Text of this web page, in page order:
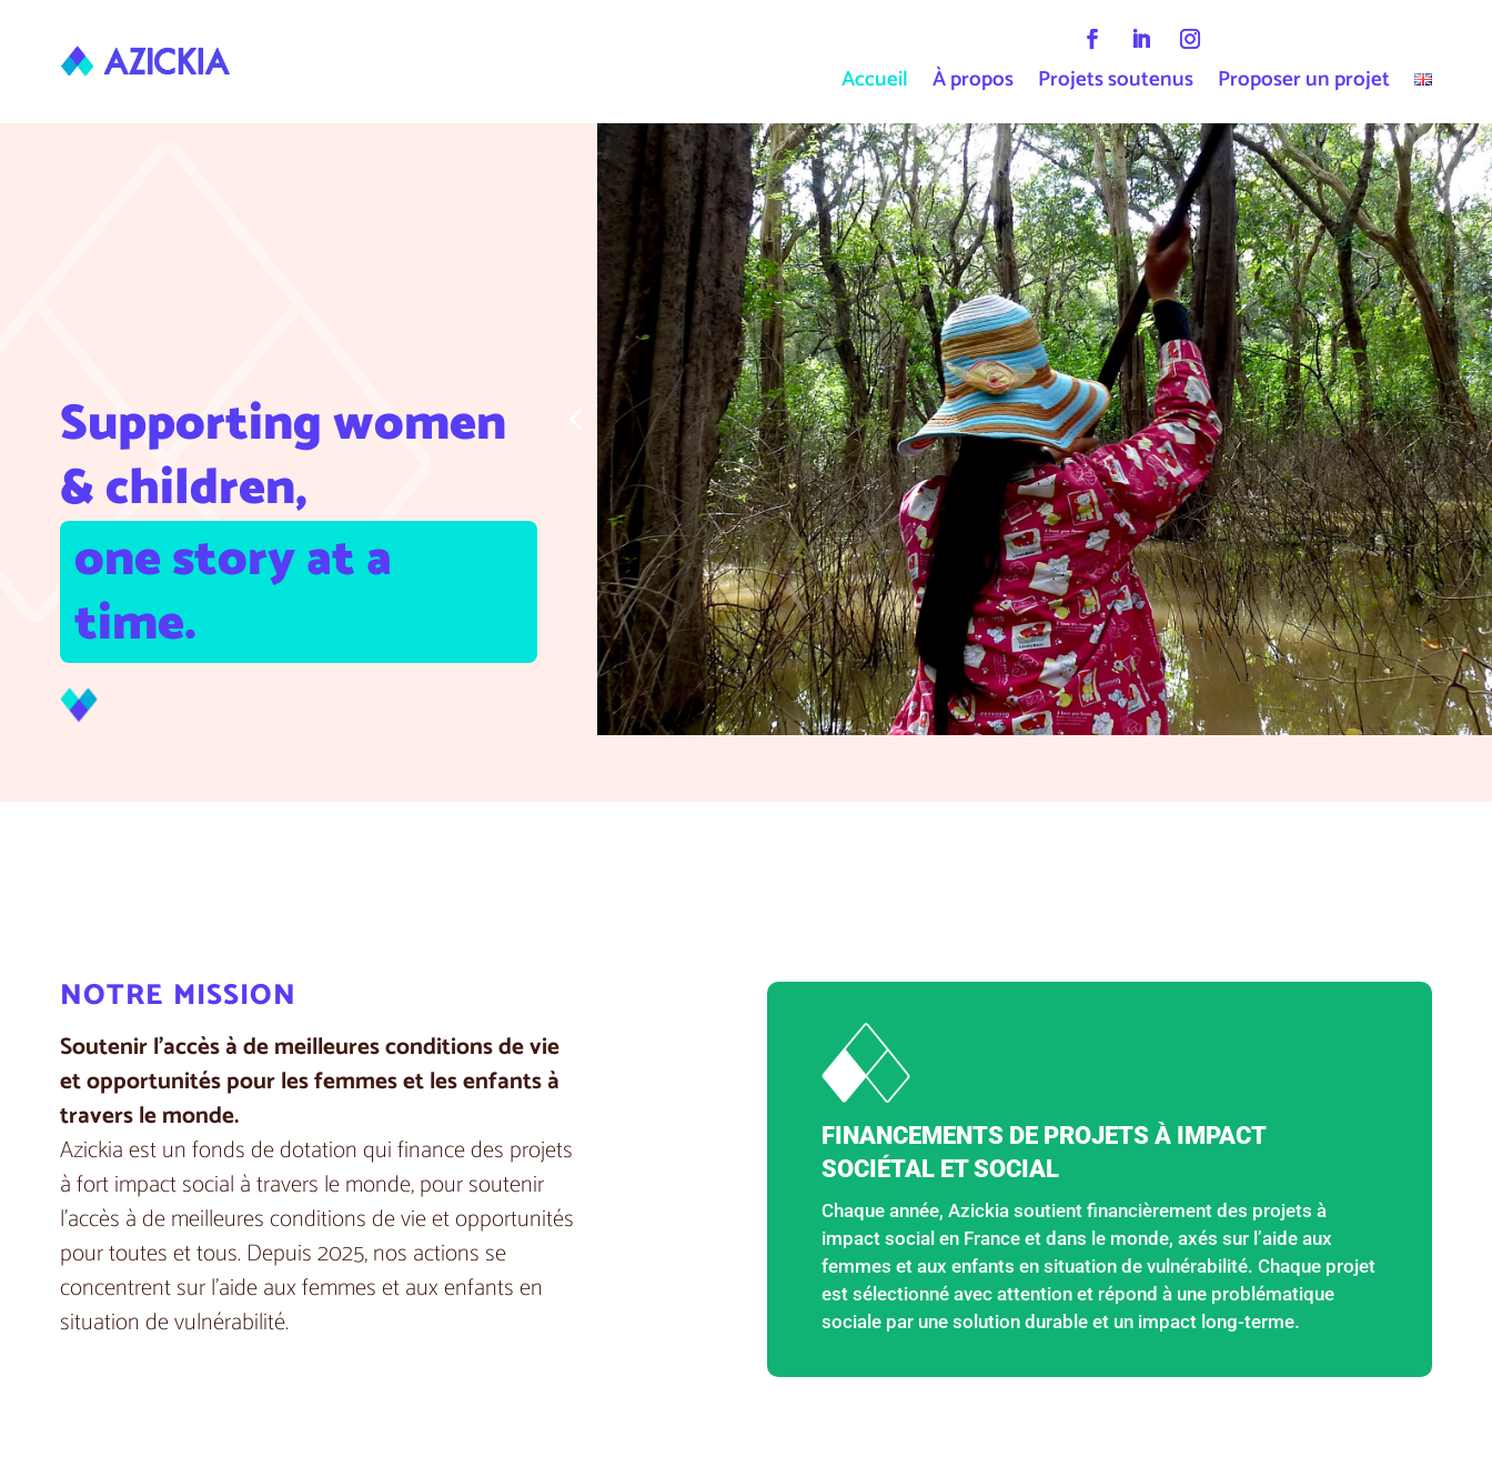
Accueil À propos Projets soutenus Proposer un projet
Supporting women
& children,
one story at a
time.
notre mission
Soutenir l’accès à de meilleures conditions de vie
et opportunités pour les femmes et les enfants à
travers le monde.
Azickia est un fonds de dotation qui finance des projets
à fort impact social à travers le monde, pour soutenir
l’accès à de meilleures conditions de vie et opportunités
pour toutes et tous. Depuis 2025, nos actions se
concentrent sur l’aide aux femmes et aux enfants en
situation de vulnérabilité.
FINANCEMENTS DE PROJETS À IMPACT
SOCIÉTAL ET SOCIAL
Chaque année, Azickia soutient financièrement des projets à
impact social en France et dans le monde, axés sur l’aide aux
femmes et aux enfants en situation de vulnérabilité. Chaque projet
est sélectionné avec attention et répond à une problématique
sociale par une solution durable et un impact long-terme.